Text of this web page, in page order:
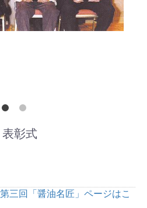
彰式
三回「醤油名匠」ページはこ